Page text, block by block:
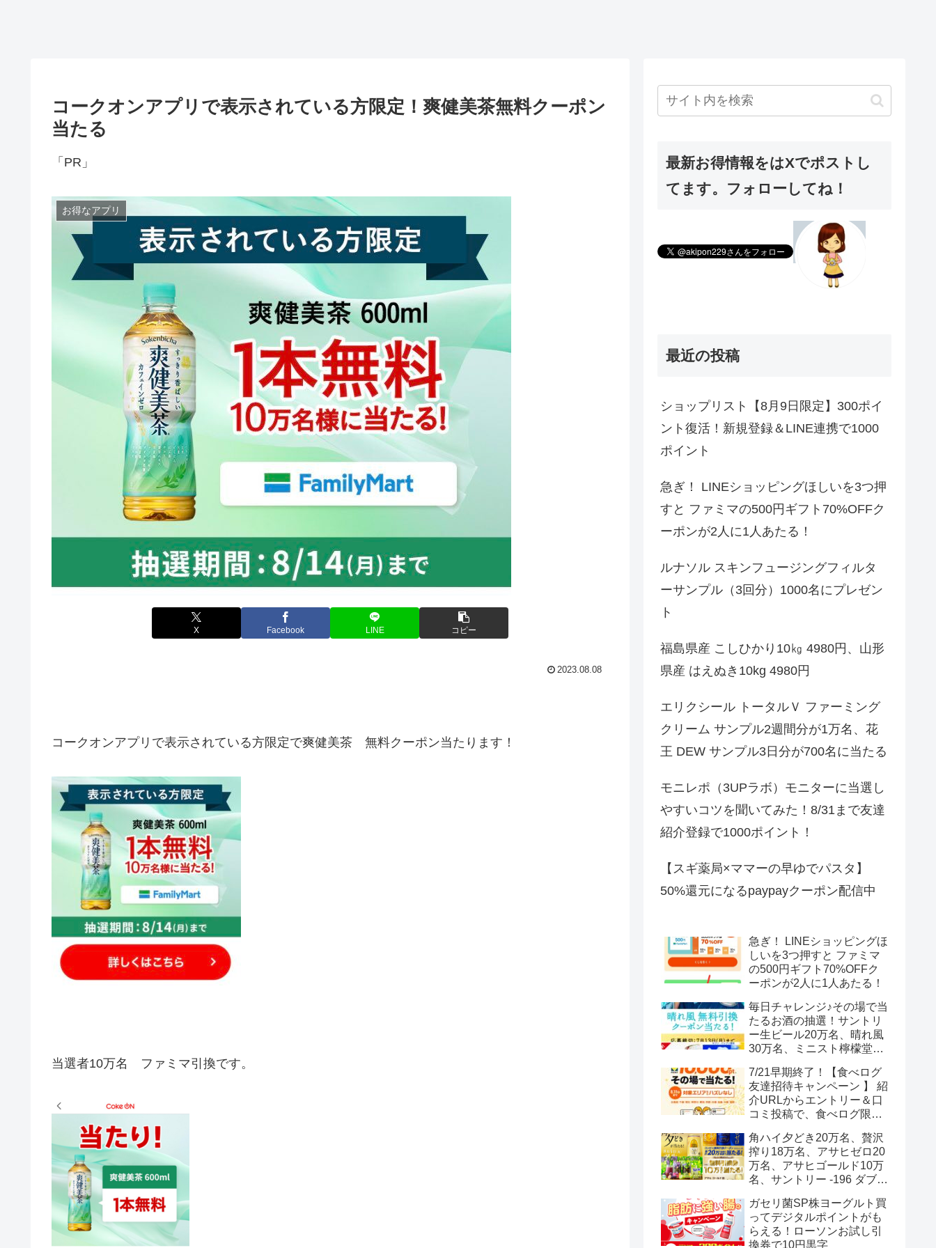
コークオンアプリで表示されている方限定！爽健美茶無料クーポン
当たる
「PR」
お得なアプリ
X Facebook LINE コピー
2023.08.08
コークオンアプリで表示されている方限定で爽健美茶 無料クーポン当たります！
当選者10万名 ファミマ引換です。
最新お得情報をはXでポストし
てます。フォローしてね！
最近の投稿
ショップリスト【8月9日限定】300ポイ
ント復活！新規登録＆LINE連携で1000
ポイント
急ぎ！ LINEショッピングほしいを3つ押
すと ファミマの500円ギフト70%OFFク
ーポンが2人に1人あたる！
ルナソル スキンフュージングフィルタ
ーサンプル（3回分）1000名にプレゼン
ト
福島県産 こしひかり10㎏ 4980円、山形
県産 はえぬき10kg 4980円
エリクシール トータルＶ ファーミング
クリーム サンプル2週間分が1万名、花
王 DEW サンプル3日分が700名に当たる
モニレポ（3UPラボ）モニターに当選し
やすいコツを聞いてみた！8/31まで友達
紹介登録で1000ポイント！
【スギ薬局×ママーの早ゆでパスタ】
50%還元になるpaypayクーポン配信中
急ぎ！ LINEショッピングほ
しいを3つ押すと ファミマ
の500円ギフト70%OFFク
ーポンが2人に1人あたる！
毎日チャレンジ♪その場で当
たるお酒の抽選！サントリ
ー生ビール20万名、晴れ風
30万名、ミニスト檸檬堂2
ボール12.3万名
7/21早期終了！【食べログ
友達招待キャンペーン 】 紹
介URLからエントリー＆口
コミ投稿で、食べログ限定
トがもらえる
角ハイ夕どき20万名、贅沢
搾り18万名、アサヒゼロ20
万名、アサヒゴールド10万
名、サントリー -196 ダブル
ガセリ菌SP株ヨーグルト買
ってデジタルポイントがも
らえる！ローソンお試し引
換券で10円黒字